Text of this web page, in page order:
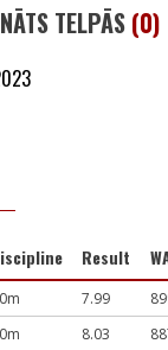
TELPĀS (0)
Result
7.99
8.03